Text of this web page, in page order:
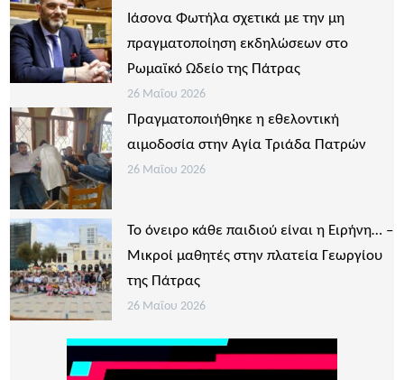
Ιάσονα Φωτήλα σχετικά με την μη
πραγματοποίηση εκδηλώσεων στο
Ρωμαϊκό Ωδείο της Πάτρας
26 Μαΐου 2026
Πραγματοποιήθηκε η εθελοντική
αιμοδοσία στην Αγία Τριάδα Πατρών
26 Μαΐου 2026
Το όνειρο κάθε παιδιού είναι η Ειρήνη… –
Μικροί μαθητές στην πλατεία Γεωργίου
της Πάτρας
26 Μαΐου 2026